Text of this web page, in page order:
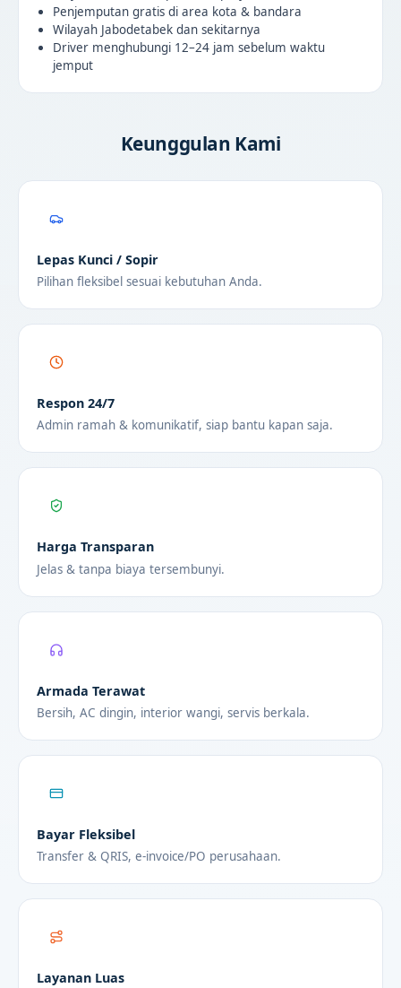
Penjemputan gratis di area kota & bandara
Wilayah Jabodetabek dan sekitarnya
Driver menghubungi 12–24 jam sebelum waktu
jemput
Keunggulan Kami
Lepas Kunci / Sopir
Pilihan fleksibel sesuai kebutuhan Anda.
Respon 24/7
Admin ramah & komunikatif, siap bantu kapan saja.
Harga Transparan
Jelas & tanpa biaya tersembunyi.
Armada Terawat
Bersih, AC dingin, interior wangi, servis berkala.
Bayar Fleksibel
Transfer & QRIS, e-invoice/PO perusahaan.
Layanan Luas